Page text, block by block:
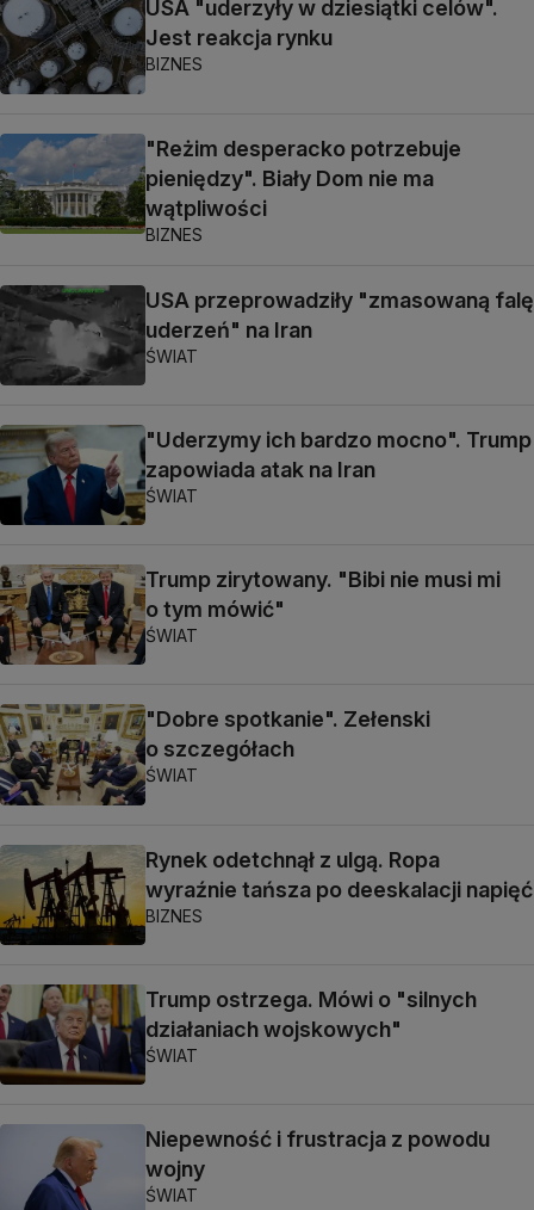
USA "uderzyły w dziesiątki celów".
Jest reakcja rynku
BIZNES
"Reżim desperacko potrzebuje
pieniędzy". Biały Dom nie ma
wątpliwości
BIZNES
USA przeprowadziły "zmasowaną falę
uderzeń" na Iran
ŚWIAT
"Uderzymy ich bardzo mocno". Trump
zapowiada atak na Iran
ŚWIAT
Trump zirytowany. "Bibi nie musi mi
o tym mówić"
ŚWIAT
"Dobre spotkanie". Zełenski
o szczegółach
ŚWIAT
Rynek odetchnął z ulgą. Ropa
wyraźnie tańsza po deeskalacji napięć
BIZNES
Trump ostrzega. Mówi o "silnych
działaniach wojskowych"
ŚWIAT
Niepewność i frustracja z powodu
wojny
ŚWIAT